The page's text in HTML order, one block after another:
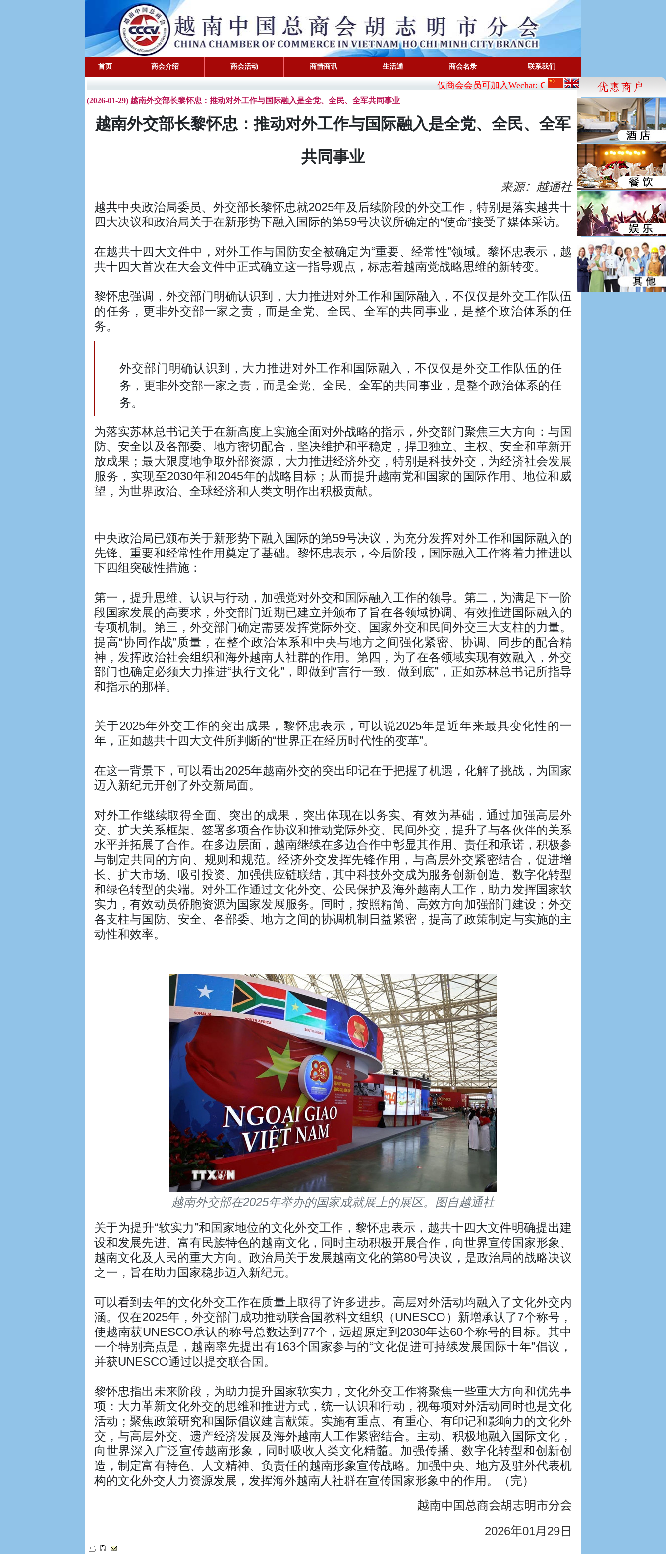
首页 商会介绍 商会活动 商情商讯 生活通 商会名录 联系我们
仅商会会员可加入Wechat:CBA_SG - FaceBook:
(2026-01-29) 越南外交部长黎怀忠：推动对外工作与国际融入是全党、全民、全军共同事业
越南外交部长黎怀忠：推动对外工作与国际融入是全党、全民、全军
共同事业
来源：越通社
越共中央政治局委员、外交部长黎怀忠就2025年及后续阶段的外交工作，特别是落实越共十
四大决议和政治局关于在新形势下融入国际的第59号决议所确定的“使命”接受了媒体采访。
在越共十四大文件中，对外工作与国防安全被确定为“重要、经常性”领域。黎怀忠表示，越
共十四大首次在大会文件中正式确立这一指导观点，标志着越南党战略思维的新转变。
黎怀忠强调，外交部门明确认识到，大力推进对外工作和国际融入，不仅仅是外交工作队伍
的任务，更非外交部一家之责，而是全党、全民、全军的共同事业，是整个政治体系的任
务。
外交部门明确认识到，大力推进对外工作和国际融入，不仅仅是外交工作队伍的任
务，更非外交部一家之责，而是全党、全民、全军的共同事业，是整个政治体系的任
务。
为落实苏林总书记关于在新高度上实施全面对外战略的指示，外交部门聚焦三大方向：与国
防、安全以及各部委、地方密切配合，坚决维护和平稳定，捍卫独立、主权、安全和革新开
放成果；最大限度地争取外部资源，大力推进经济外交，特别是科技外交，为经济社会发展
服务，实现至2030年和2045年的战略目标；从而提升越南党和国家的国际作用、地位和威
望，为世界政治、全球经济和人类文明作出积极贡献。
中央政治局已颁布关于新形势下融入国际的第59号决议，为充分发挥对外工作和国际融入的
先锋、重要和经常性作用奠定了基础。黎怀忠表示，今后阶段，国际融入工作将着力推进以
下四组突破性措施：
第一，提升思维、认识与行动，加强党对外交和国际融入工作的领导。第二，为满足下一阶
段国家发展的高要求，外交部门近期已建立并颁布了旨在各领域协调、有效推进国际融入的
专项机制。第三，外交部门确定需要发挥党际外交、国家外交和民间外交三大支柱的力量。
提高“协同作战”质量，在整个政治体系和中央与地方之间强化紧密、协调、同步的配合精
神，发挥政治社会组织和海外越南人社群的作用。第四，为了在各领域实现有效融入，外交
部门也确定必须大力推进“执行文化”，即做到“言行一致、做到底”，正如苏林总书记所指导
和指示的那样。
关于2025年外交工作的突出成果，黎怀忠表示，可以说2025年是近年来最具变化性的一
年，正如越共十四大文件所判断的“世界正在经历时代性的变革”。
在这一背景下，可以看出2025年越南外交的突出印记在于把握了机遇，化解了挑战，为国家
迈入新纪元开创了外交新局面。
对外工作继续取得全面、突出的成果，突出体现在以务实、有效为基础，通过加强高层外
交、扩大关系框架、签署多项合作协议和推动党际外交、民间外交，提升了与各伙伴的关系
水平并拓展了合作。在多边层面，越南继续在多边合作中彰显其作用、责任和承诺，积极参
与制定共同的方向、规则和规范。经济外交发挥先锋作用，与高层外交紧密结合，促进增
长、扩大市场、吸引投资、加强供应链联结，其中科技外交成为服务创新创造、数字化转型
和绿色转型的尖端。对外工作通过文化外交、公民保护及海外越南人工作，助力发挥国家软
实力，有效动员侨胞资源为国家发展服务。同时，按照精简、高效方向加强部门建设；外交
各支柱与国防、安全、各部委、地方之间的协调机制日益紧密，提高了政策制定与实施的主
动性和效率。
越南外交部在2025年举办的国家成就展上的展区。图自越通社
关于为提升“软实力”和国家地位的文化外交工作，黎怀忠表示，越共十四大文件明确提出建
设和发展先进、富有民族特色的越南文化，同时主动积极开展合作，向世界宣传国家形象、
越南文化及人民的重大方向。政治局关于发展越南文化的第80号决议，是政治局的战略决议
之一，旨在助力国家稳步迈入新纪元。
可以看到去年的文化外交工作在质量上取得了许多进步。高层对外活动均融入了文化外交内
涵。仅在2025年，外交部门成功推动联合国教科文组织（UNESCO）新增承认了7个称号，
使越南获UNESCO承认的称号总数达到77个，远超原定到2030年达60个称号的目标。其中
一个特别亮点是，越南率先提出有163个国家参与的“文化促进可持续发展国际十年”倡议，
并获UNESCO通过以提交联合国。
黎怀忠指出未来阶段，为助力提升国家软实力，文化外交工作将聚焦一些重大方向和优先事
项：大力革新文化外交的思维和推进方式，统一认识和行动，视每项对外活动同时也是文化
活动；聚焦政策研究和国际倡议建言献策。实施有重点、有重心、有印记和影响力的文化外
交，与高层外交、遗产经济发展及海外越南人工作紧密结合。主动、积极地融入国际文化，
向世界深入广泛宣传越南形象，同时吸收人类文化精髓。加强传播、数字化转型和创新创
造，制定富有特色、人文精神、负责任的越南形象宣传战略。加强中央、地方及驻外代表机
构的文化外交人力资源发展，发挥海外越南人社群在宣传国家形象中的作用。（完）
越南中国总商会胡志明市分会
2026年01月29 日